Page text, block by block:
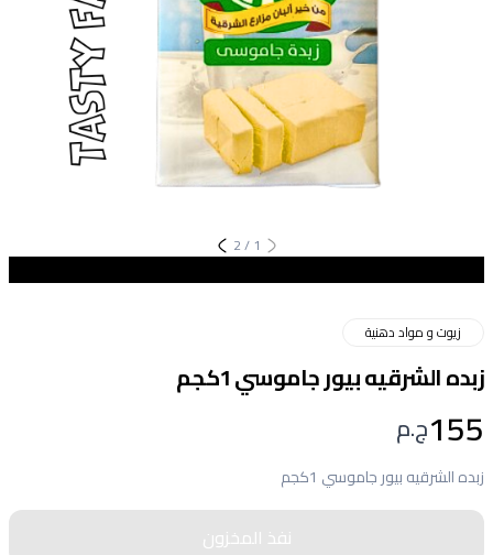
1
/
2
زيوت و مواد دهنية
زبده الشرقيه بيور جاموسي 1كجم
155ج.م
زبده الشرقيه بيور جاموسي 1كجم
نفذ المخزون